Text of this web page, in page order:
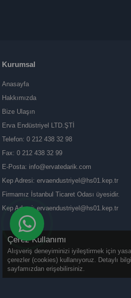
Kurumsal
Anasayfa
Hakkımızda
Bize Ulaşın
Erva Endüstriyel LTD.ŞTİ
Telefon: 0 212 438 32 98
Fax: 0 212 438 32 99
E-Posta: info@ervatedarik.com
Kep Adresi: ervaendustriyel@hs01.kep.tr
Firmamız İstanbul Ticaret Odası üyesidir.
Kep Adresi:ervaendustriyel@hs01.kep.tr
Çerez Kullanımı
Alışveriş deneyiminizi iyileştirmek için
çerezler (cookies) kullanıyoruz. Detaylı
sayfamızdan erişebilirsiniz.